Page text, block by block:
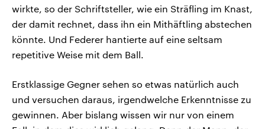
wirkte, so der Schriftsteller, wie ein Sträfling im Knast,
der damit rechnet, dass ihn ein Mithäftling abstechen
könnte. Und Federer hantierte auf eine seltsam
repetitive Weise mit dem Ball.
Erstklassige Gegner sehen so etwas natürlich auch
und versuchen daraus, irgendwelche Erkenntnisse zu
gewinnen. Aber bislang wissen wir nur von einem